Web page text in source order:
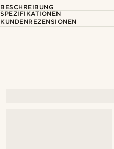
BESCHREIBUNG
SPEZIFIKATIONEN
KUNDENREZENSIONEN